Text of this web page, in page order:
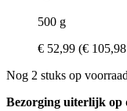
500 g
€ 52,99 (€
Nog 2 stuks op voorraad
Bezorging uiterlijk op